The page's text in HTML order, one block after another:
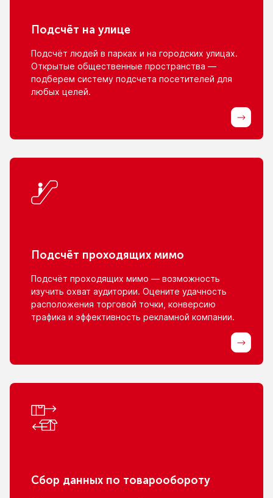
Подсчёт на улице
Подсчёт людей в парках и на городских улицах.
Открытые общественные пространства —
подберем систему подсчета посетителей для
любых целей.
Подсчёт проходящих мимо
Подсчёт проходящих мимо — возможность
изучить охват аудитории. Оцените удачность
расположения торговой точки, конверсию
трафика и эффективность рекламной компании.
Сбор данных по товарообороту